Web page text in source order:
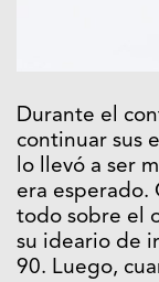
Durante el
continuar sus
lo llevó a ser
era esperado.
todo sobre el
su ideario de
90. Luego,